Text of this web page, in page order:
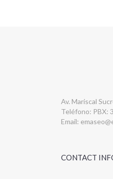
Av. Mariscal
Teléfono: PBX:
Email:
CONTACT